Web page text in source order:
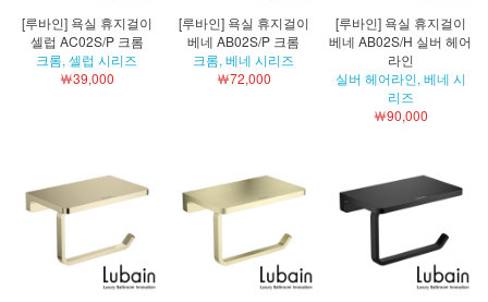
[루바인] 욕실 휴지걸이
셀럽 AC02S/P 크롬
크롬, 셀럽 시리즈
￦39,000
[루바인] 욕실 휴지걸이
베네 AB02S/P 크롬
크롬, 베네 시리즈
￦72,000
[루바인] 욕실 휴지걸이
베네 AB02S/H 실버 헤어
라인
실버 헤어라인, 베네 시
리즈
￦90,000